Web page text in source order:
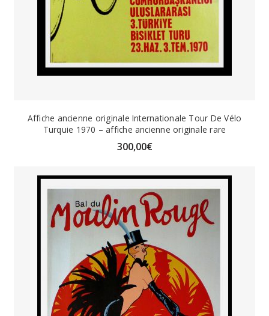
Affiche ancienne originale Internationale Tour De Vélo
Turquie 1970 – affiche ancienne originale rare
300,00€